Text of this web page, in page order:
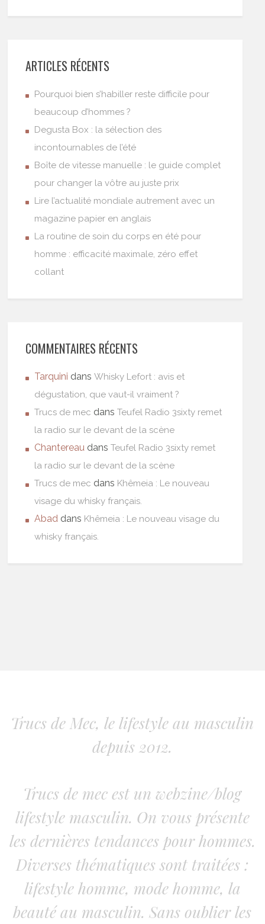
ARTICLES RÉCENTS
Pourquoi bien s’habiller reste difficile pour
beaucoup d’hommes ?
Degusta Box : la sélection des
incontournables de l’été
Boîte de vitesse manuelle : le guide complet
pour changer la vôtre au juste prix
Lire l’actualité mondiale autrement avec un
magazine papier en anglais
La routine de soin du corps en été pour
homme : efficacité maximale, zéro effet
collant
COMMENTAIRES RÉCENTS
Tarquini dansWhisky Lefort : avis et
dégustation, que vaut-il vraiment ?
Trucs de mec dansTeufel Radio 3sixty remet
la radio sur le devant de la scène
Chantereau dansTeufel Radio 3sixty remet
la radio sur le devant de la scène
Trucs de mec dans Khêmeia : Le nouveau
visage du whisky français.
Abad dans Khêmeia : Le nouveau visage du
whisky français.
Trucs de Mec, le lifestyle au masculin
depuis 2012.
Trucs de mec est un webzine/blog
lifestyle masculin. On vous présente
les dernières tendances pour hommes.
Diverses thématiques sont traitées :
lifestyle homme, mode homme, la
beauté au masculin. Sans oublier les